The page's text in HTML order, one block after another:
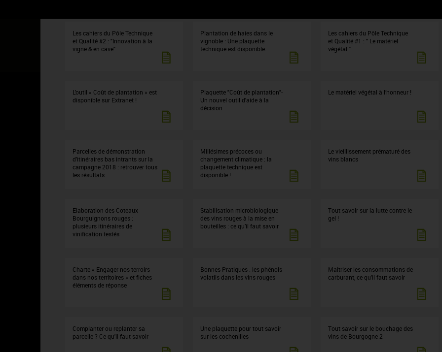
Les cahiers du Pôle Technique
et Qualité #2 : "Innovation à la
vigne & en cave"
Plantation de haies dans le
vignoble : Une plaquette
technique est disponible.
Les cahiers du Pôle Technique
et Qualité #1 : " Le matériel
végétal "
L’outil « Coût de plantation » est
disponible sur Extranet !
Plaquette "Coût de plantation"-
Un nouvel outil d'aide à la
décision
Le matériel végétal à l’honneur !
Parcelles de démonstration
d’itinéraires bas intrants sur la
campagne 2018 : retrouver tous
les résultats
Millésimes précoces ou
changement climatique : la
plaquette technique est
disponible !
Le vieillissement prématuré des
vins blancs
Elaboration des Coteaux
Bourguignons rouges :
plusieurs itinéraires de
vinification testés
Stabilisation microbiologique
des vins rouges à la mise en
bouteilles : ce qu’il faut savoir
Tout savoir sur la lutte contre le
gel !
Charte « Engager nos terroirs
dans nos territoires » et fiches
éléments de réponse
Bonnes Pratiques : les phénols
volatils dans les vins rouges
Maîtriser les consommations de
carburant, ce qu'il faut savoir
Complanter ou replanter sa
parcelle ? Ce qu'il faut savoir
Une plaquette pour tout savoir
sur les cochenilles
Tout savoir sur le bouchage des
vins de Bourgogne 2